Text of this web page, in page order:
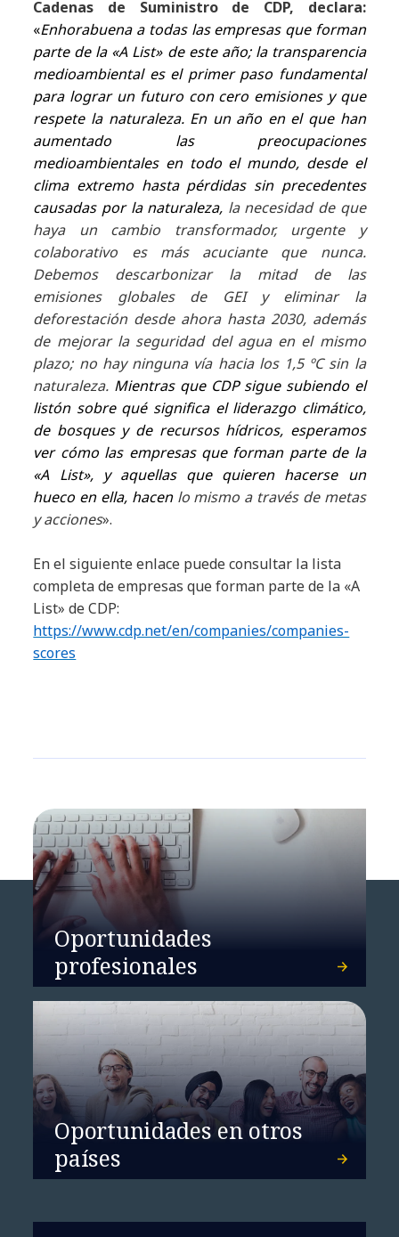
Cadenas de Suministro de CDP, declara:
«Enhorabuena a todas las empresas que forman
parte de la «A List» de este año; la transparencia
medioambiental es el primer paso fundamental
para lograr un futuro con cero emisiones y que
respete la naturaleza. En un año en el que han
aumentado las preocupaciones
medioambientales en todo el mundo, desde el
clima extremo hasta pérdidas sin precedentes
causadas por la naturaleza, la necesidad de que
haya un cambio transformador, urgente y
colaborativo es más acuciante que nunca.
Debemos descarbonizar la mitad de las
emisiones globales de GEI y eliminar la
deforestación desde ahora hasta 2030, además
de mejorar la seguridad del agua en el mismo
plazo; no hay ninguna vía hacia los 1,5 ºC sin la
naturaleza. Mientras que CDP sigue subiendo el
listón sobre qué significa el liderazgo climático,
de bosques y de recursos hídricos, esperamos
ver cómo las empresas que forman parte de la
«A List», y aquellas que quieren hacerse un
hueco en ella, hacenlo mismo a través de metas
y acciones».
En el siguiente enlace puede consultar la lista
completa de empresas que forman parte de la «A
List» de CDP:
https://www.cdp.net/en/companies/companies-
scores
Oportunidades
profesionales
Oportunidades en otros
países